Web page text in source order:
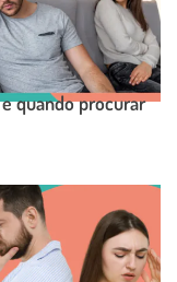
quando procurar